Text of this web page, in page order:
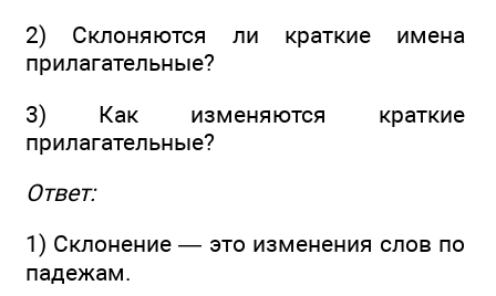
2) Склоняются ли краткие имена
прилагательные?
3) Как изменяются краткие
прилагательные?
Ответ:
1) Склонение — это изменения слов по
падежам.